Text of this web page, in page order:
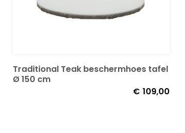
Traditional Teak beschermhoes tafel
Ø 150 cm
€ 109,00